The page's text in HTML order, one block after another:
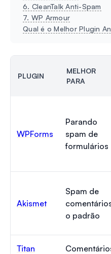
6. CleanTalk Anti-Spam
7. WP Armour
Qual é o Melhor Plugin
PLUGIN
MELHOR
PARA
WPForms
Parando
spam de
formulários
Akismet
Spam de
o padrão
Titan